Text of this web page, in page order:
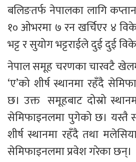
बलिङतर्फ नेपालका लागि कप्तान
१० ओभरमा ७ रन खर्चिएर ४
भट्ट र सुयोग भट्टराईले दुई दुई
नेपाल समूह चरणका चारवटै
‘ए’को शीर्ष स्थानमा रहँदै
छ। उक्त  समूहबाट दोस्रो
सेमिफाइनलमा पुगेको छ। यस्तै
शीर्ष स्थानमा रहँदै तथा
सेमिफाइनलमा प्रवेश गरेका छन्।